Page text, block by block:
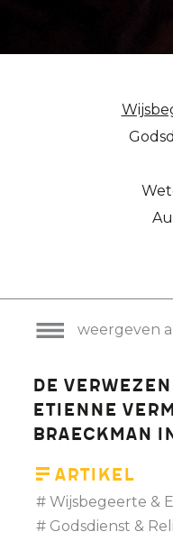
weergeven
De
Etienne
Braeckman
Artikel
Wijsbegeerte &
Godsdienst &